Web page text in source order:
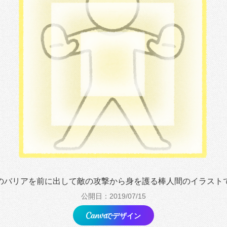
バリアを前に出して敵の攻撃から身を護る棒人間のイラスト
公開日：2019/07/15
でデザイン